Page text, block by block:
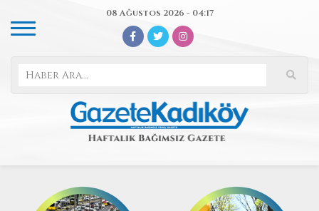
08 Ağustos 2026 - 04:17